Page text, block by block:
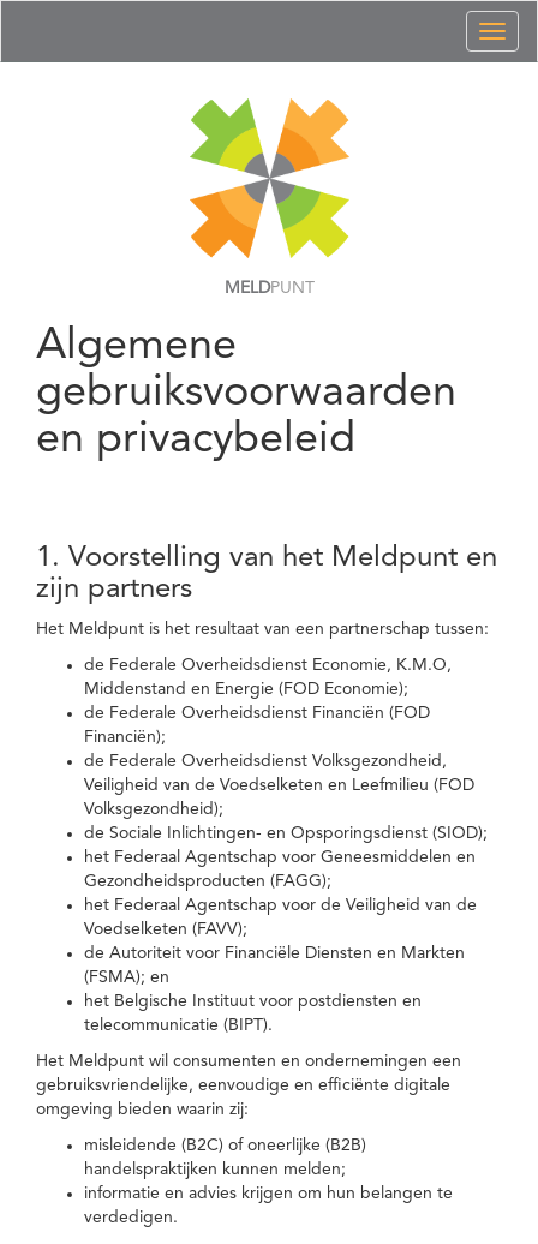
MELDPUNT
Algemene
gebruiksvoorwaarden
en privacybeleid
1. Voorstelling van het Meldpunt en
zijn partners
Het Meldpunt is het resultaat van een partnerschap tussen:
de Federale Overheidsdienst Economie, K.M.O,
Middenstand en Energie (FOD Economie);
de Federale Overheidsdienst Financiën (FOD
Financiën);
de Federale Overheidsdienst Volksgezondheid,
Veiligheid van de Voedselketen en Leefmilieu (FOD
Volksgezondheid);
de Sociale Inlichtingen- en Opsporingsdienst (SIOD);
het Federaal Agentschap voor Geneesmiddelen en
Gezondheidsproducten (FAGG);
het Federaal Agentschap voor de Veiligheid van de
Voedselketen (FAVV);
de Autoriteit voor Financiële Diensten en Markten
(FSMA); en
het Belgische Instituut voor postdiensten en
telecommunicatie (BIPT).
Het Meldpunt wil consumenten en ondernemingen een
gebruiksvriendelijke, eenvoudige en efficiënte digitale
omgeving bieden waarin zij:
misleidende (B2C) of oneerlijke (B2B)
handelspraktijken kunnen melden;
informatie en advies krijgen om hun belangen te
verdedigen.